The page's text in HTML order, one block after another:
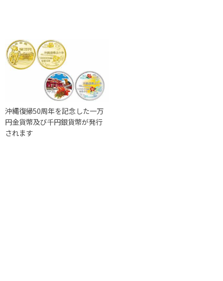
沖縄復帰50周年を記念した一万
円金貨幣及び千円銀貨幣が発行
されます